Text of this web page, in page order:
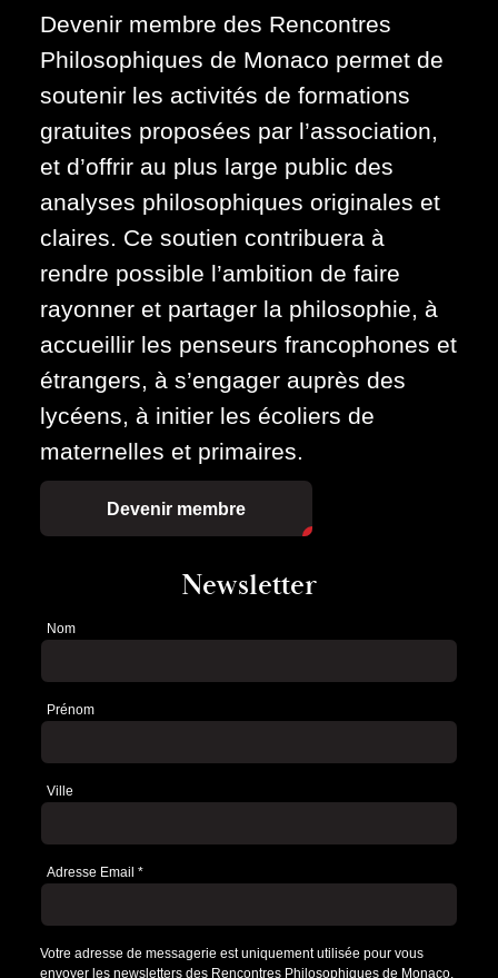
Devenir membre des Rencontres
Philosophiques de Monaco permet de
soutenir les activités de formations
gratuites proposées par l’association,
et d’offrir au plus large public des
analyses philosophiques originales et
claires. Ce soutien contribuera à
rendre possible l’ambition de faire
rayonner et partager la philosophie, à
accueillir les penseurs francophones et
étrangers, à s’engager auprès des
lycéens, à initier les écoliers de
maternelles et primaires.
Devenir membre
Newsletter
Newsletter
Nom
Prénom
Ville
Adresse Email *
Votre adresse de messagerie est uniquement utilisée pour vous
envoyer les newsletters des Rencontres Philosophiques de Monaco.